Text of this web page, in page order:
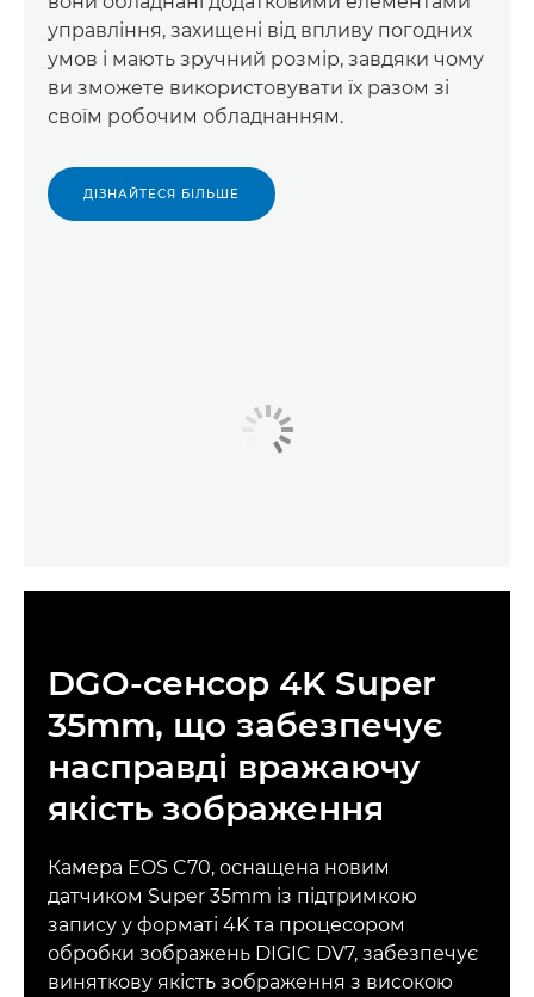
управління, захищені від впливу погодних
умов і мають зручний розмір, завдяки чому
ви зможете використовувати їх разом зі
своїм робочим обладнанням.
ДІЗНАЙТЕСЯ БІЛЬШЕ
DGO-сенсор 4K Super
35mm, що забезпечує
насправді вражаючу
якість зображення
Камера EOS C70, оснащена новим
датчиком Super 35mm із підтримкою
запису у форматі 4K та процесором
обробки зображень DIGIC DV7, забезпечує
виняткову якість зображення з високою